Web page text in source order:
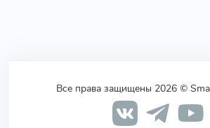
Все права защищены 2026 ©